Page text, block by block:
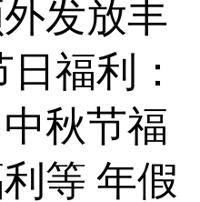
发放丰
福利：
秋节福
等 年假